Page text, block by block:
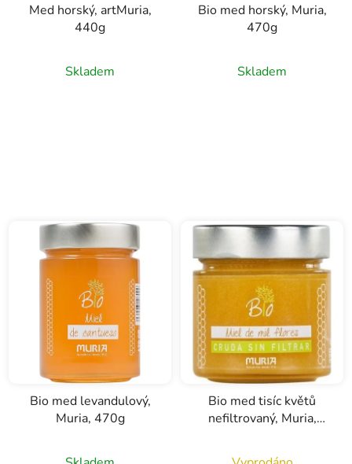
Med horský, artMuria,
440g
Skladem
Bio med horský, Muria,
470g
hodnocení
Skladem
Bio med levandulový,
Muria, 470g
Bio med tisíc květů
nefiltrovaný, Muria,